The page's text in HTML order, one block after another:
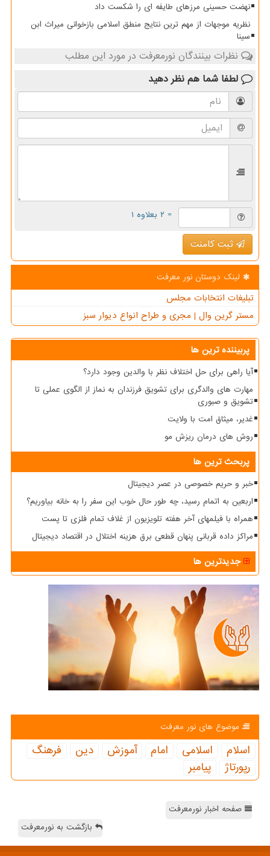
نهضت حسینی مرزهای طایفه ای را شکست داد
نظریه موجهات از مهم ترین نتایج منطق اسلامی بازخوانی میراث ابن
سینا
نظرات بینندگان نورمعرفت در مورد این مطلب
لطفا شما هم نظر دهید
= ۲ بعلاوه ۱
ثبت کامنت
لینک دوستان نور معرفت
تبلیغات انتخابات مجلس
مستر گرین وال | مجری و طراح انواع دیوار سبز
پربیننده ترین ها
آیا راهی برای حل اختلاف نظر با والدین وجود دارد؟
مهارت های والدگری برای تشویق فرزندان به نماز از الگوی عملی تا
تشویق و صبوری
غدیر، میثاق امت با ولایت
روش های درمان ریزش مو
پربحث ترین ها
خبر و حریم خصوصی در عصر دیجیتال
اربعین به اتمام رسید، چه طور حال خوب این سفر را به خانه بیاوریم؟
همراه با فیلمهای آخر هفته تلویزیون از غلاف تمام فلزی تا پست
مراکز داده قربانی پنهان قطعی برق هزینه اختلال در اقتصاد دیجیتال
جدیدترین ها
موضوع های نور معرفت
اسلام اسلامی امام آموزش دین
فرهنگ
رپورتاژ
پیامبر
صفحه اخبار نورمعرفت
بازگشت به نورمعرفت